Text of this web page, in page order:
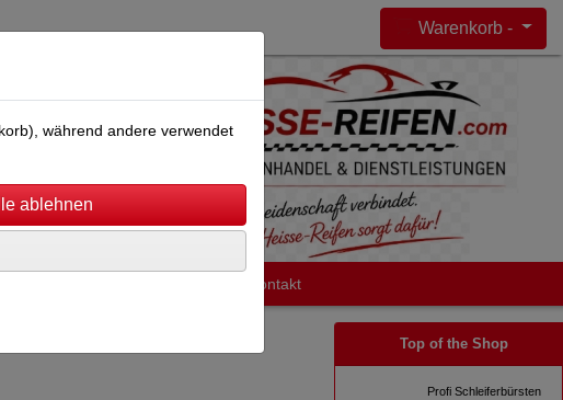
Warenkorb -
Kontakt
Top of the Shop
Profi Schleiferbürsten
während andere verwendet